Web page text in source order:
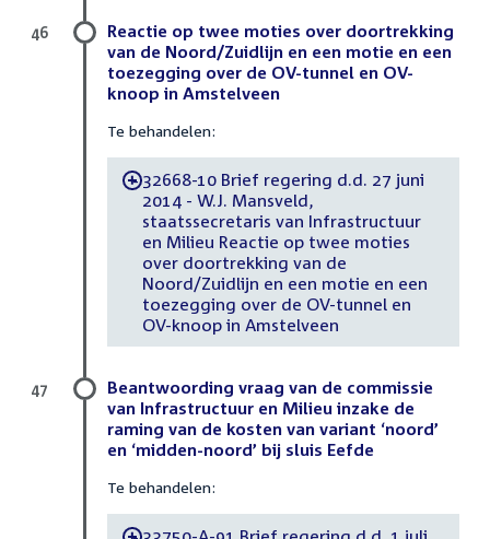
Reactie op twee moties over doortrekking
van de Noord/Zuidlijn en een motie en een
toezegging over de OV-tunnel en OV-
knoop in Amstelveen
Te behandelen:
-32668-10 Brief regering d.d. 27 juni
2014 - W.J. Mansveld,
staatssecretaris van Infrastructuur
en Milieu Reactie op twee moties
over doortrekking van de
Noord/Zuidlijn en een motie en een
toezegging over de OV-tunnel en
OV-knoop in Amstelveen
46
Beantwoording vraag van de commissie
van Infrastructuur en Milieu inzake de
raming van de kosten van variant ‘noord’
en ‘midden-noord’ bij sluis Eefde
Te behandelen:
47